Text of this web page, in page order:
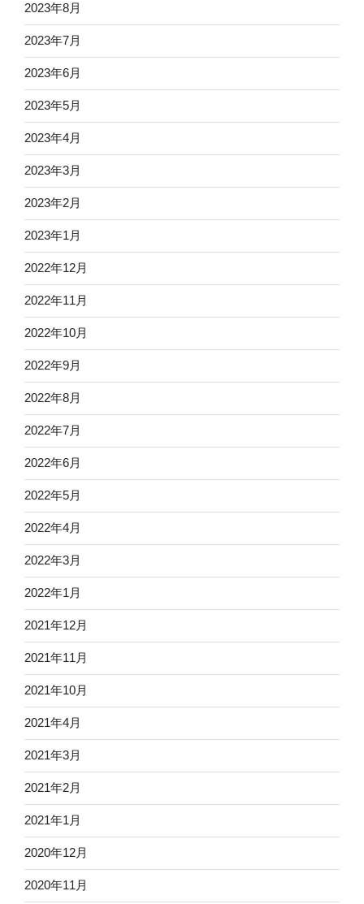
2023年8月
2023年7月
2023年6月
2023年5月
2023年4月
2023年3月
2023年2月
2023年1月
2022年12月
2022年11月
2022年10月
2022年9月
2022年8月
2022年7月
2022年6月
2022年5月
2022年4月
2022年3月
2022年1月
2021年12月
2021年11月
2021年10月
2021年4月
2021年3月
2021年2月
2021年1月
2020年12月
2020年11月